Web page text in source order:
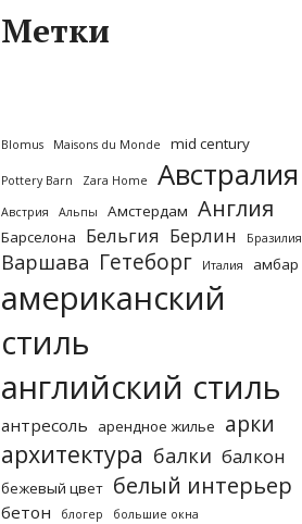
Метки
Blomus Maisons du Monde mid century
Pottery Barn Zara Home Австралия
Австрия Альпы Амстердам Англия
Барселона Бельгия Берлин Бразилия
Варшава Гетеборг Италия амбар
американский
стиль
английский стиль
антресоль арендное жилье арки
архитектура балки балкон
бежевый цвет белый интерьер
бетон блогер
большие окна